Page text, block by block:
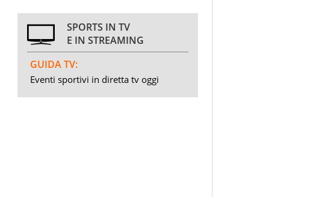
SPORTS IN TV
E IN STREAMING
GUIDA TV:
Eventi sportivi in diretta tv oggi